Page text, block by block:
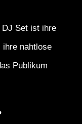
DJ Set ist ihre
ihre nahtlose
Publikum